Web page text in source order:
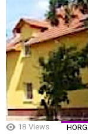
18 Views